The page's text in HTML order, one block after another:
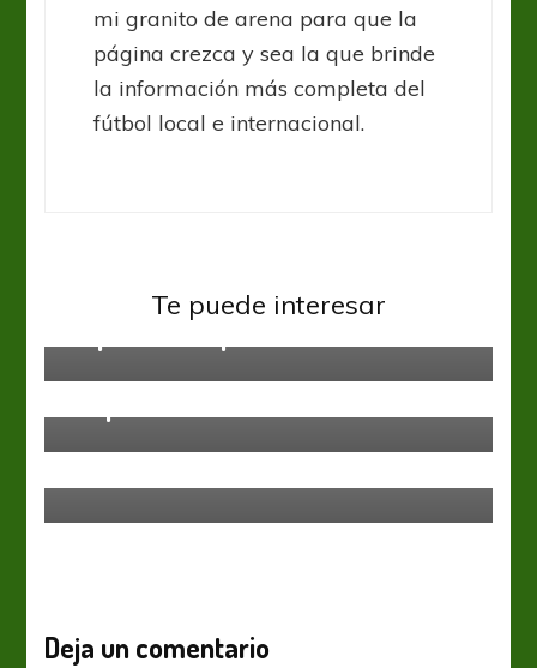
mi granito de arena para que la
página crezca y sea la que brinde
la información más completa del
fútbol local e internacional.
Te puede interesar
Deja un comentario